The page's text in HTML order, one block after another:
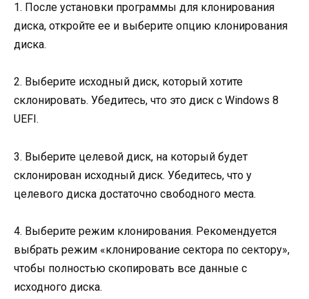
1. После установки программы для клонирования
диска, откройте ее и выберите опцию клонирования
диска.
2. Выберите исходный диск, который хотите
склонировать. Убедитесь, что это диск с Windows 8
UEFI.
3. Выберите целевой диск, на который будет
склонирован исходный диск. Убедитесь, что у
целевого диска достаточно свободного места.
4. Выберите режим клонирования. Рекомендуется
выбрать режим «клонирование сектора по сектору»,
чтобы полностью скопировать все данные с
исходного диска.